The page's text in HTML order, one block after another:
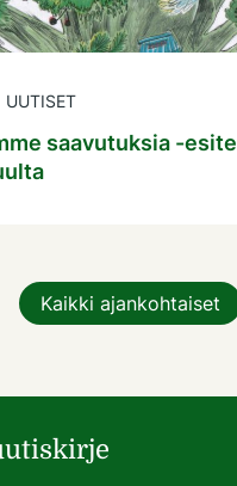
UUTISET
saavutuksia -esite
Kaikki ajankohtaiset